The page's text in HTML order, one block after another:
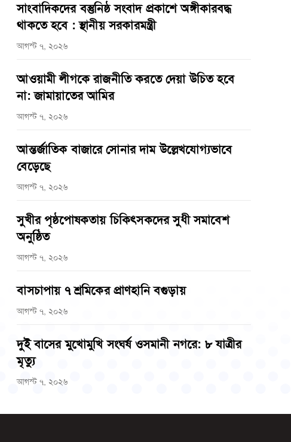
সাংবাদিকদের বস্তুনিষ্ঠ সংবাদ প্রকাশে অঙ্গীকারবদ্ধ
থাকতে হবে : স্থানীয় সরকারমন্ত্রী
আগস্ট ৭, ২০২৬
আওয়ামী লীগকে রাজনীতি করতে দেয়া উচিত হবে
না: জামায়াতের আমির
আগস্ট ৭, ২০২৬
আন্তর্জাতিক বাজারে সোনার দাম উল্লেখযোগ্যভাবে
বেড়েছে
আগস্ট ৭, ২০২৬
সুখীর পৃষ্ঠপোষকতায় চিকিৎসকদের সুধী সমাবেশ
অনুষ্ঠিত
আগস্ট ৭, ২০২৬
বাসচাপায় ৭ শ্রমিকের প্রাণহানি বগুড়ায়
আগস্ট ৭, ২০২৬
দুই বাসের মুখোমুখি সংঘর্ষ ওসমানী নগরে: ৮ যাত্রীর
মৃত্যু
আগস্ট ৭, ২০২৬